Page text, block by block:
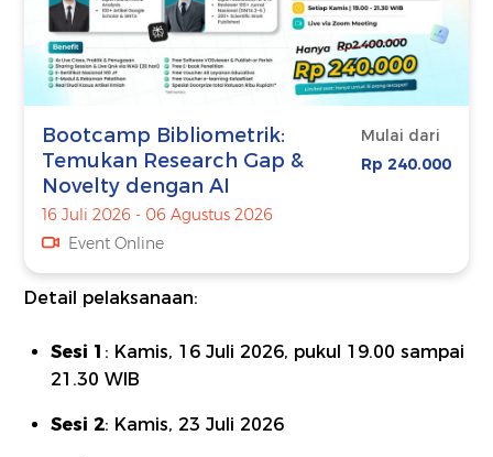
Bootcamp Bibliometrik:
Temukan Research Gap &
Novelty dengan AI
16 Juli 2026 - 06 Agustus 2026
Event Online
Mulai dari
Rp 240.000
Detail pelaksanaan:
Sesi 1 : Kamis, 16 Juli 2026, pukul 19.00 sampai
21.30 WIB
Sesi 2: Kamis, 23 Juli 2026